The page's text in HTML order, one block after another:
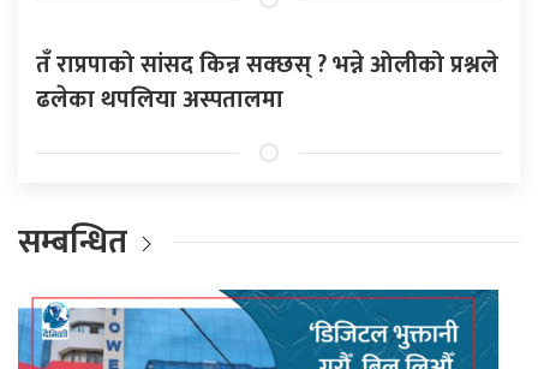
तँ राप्रपाको सांसद किन्न सक्छस् ? भन्ने ओलीको प्रश्नले
ढलेका थपलिया अस्पतालमा
सम्बन्धित